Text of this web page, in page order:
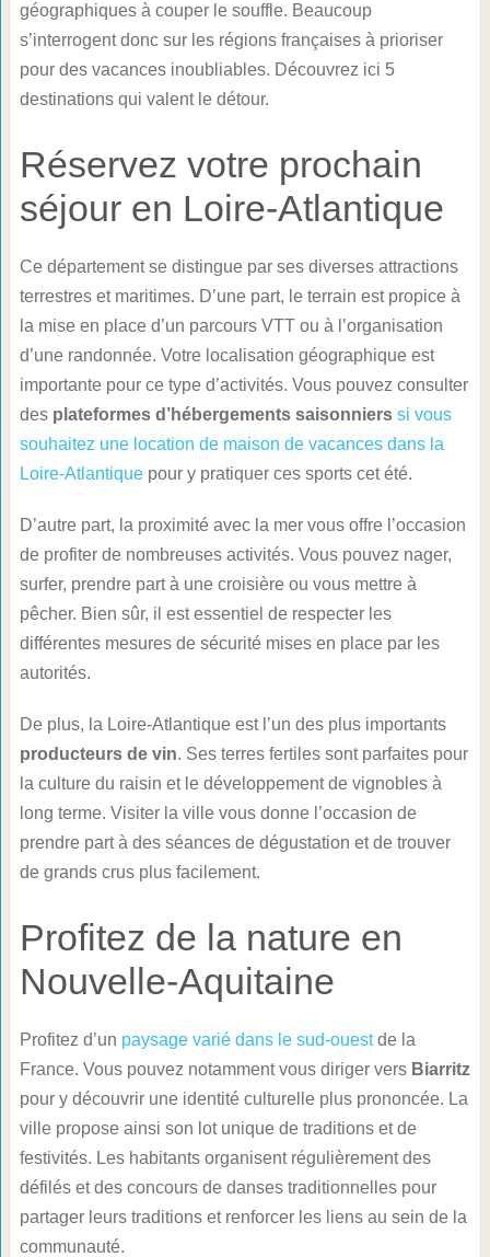
géographiques à couper le souffle. Beaucoup
s’interrogent donc sur les régions françaises à prioriser
pour des vacances inoubliables. Découvrez ici 5
destinations qui valent le détour.
Réservez votre prochain
séjour en Loire-Atlantique
Ce département se distingue par ses diverses attractions
terrestres et maritimes. D’une part, le terrain est propice à
la mise en place d’un parcours VTT ou à l’organisation
d’une randonnée. Votre localisation géographique est
importante pour ce type d’activités. Vous pouvez consulter
des plateformes d’hébergements saisonniers si vous
souhaitez une location de maison de vacances dans la
Loire-Atlantiquepour y pratiquer ces sports cet été.
D’autre part, la proximité avec la mer vous offre l’occasion
de profiter de nombreuses activités. Vous pouvez nager,
surfer, prendre part à une croisière ou vous mettre à
pêcher. Bien sûr, il est essentiel de respecter les
différentes mesures de sécurité mises en place par les
autorités.
De plus, la Loire-Atlantique est l’un des plus importants
producteurs de vin. Ses terres fertiles sont parfaites pour
la culture du raisin et le développement de vignobles à
long terme. Visiter la ville vous donne l’occasion de
prendre part à des séances de dégustation et de trouver
de grands crus plus facilement.
Profitez de la nature en
Nouvelle-Aquitaine
Profitez d’un paysage varié dans le sud-ouestde la
France. Vous pouvez notamment vous diriger vers Biarritz
pour y découvrir une identité culturelle plus prononcée. La
ville propose ainsi son lot unique de traditions et de
festivités. Les habitants organisent régulièrement des
défilés et des concours de danses traditionnelles pour
partager leurs traditions et renforcer les liens au sein de la
communauté.